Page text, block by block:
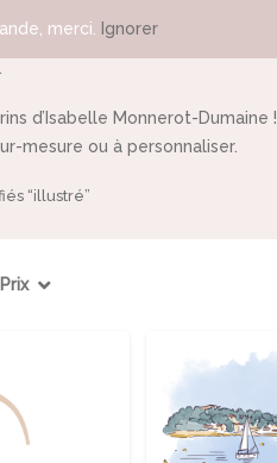
d’Isabelle Monnerot-Dumaine !
mesure ou à personnaliser.
“illustré”
Prix
merci. Ignorer